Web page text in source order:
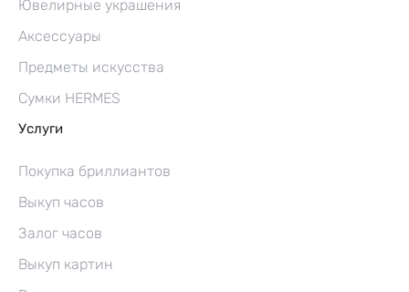
Ювелирные украшения
Аксессуары
Предметы искусства
Сумки HERMES
Услуги
Покупка бриллиантов
Выкуп часов
Залог часов
Выкуп картин